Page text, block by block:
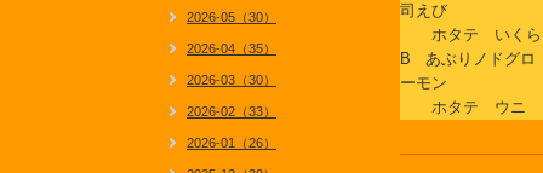
司えび
ホタテ いくら
B あぶりノドグ
ーモン
ホタテ ウニ
2026-05（30）
2026-04（35）
2026-03（30）
2026-02（33）
2026-01（26）